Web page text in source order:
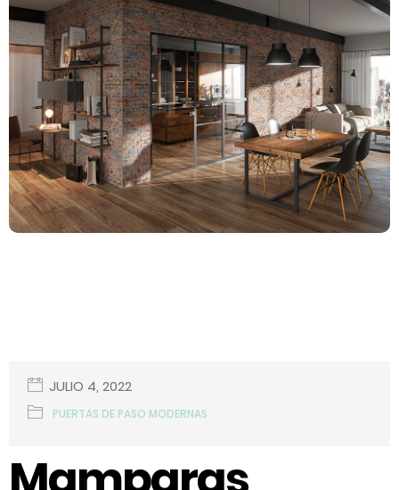
JULIO 4, 2022
PUERTAS DE PASO MODERNAS